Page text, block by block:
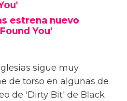
estrena nuevo
You'
sigue muy
de torso en algunas de
de 'Dirty Bit' de Black